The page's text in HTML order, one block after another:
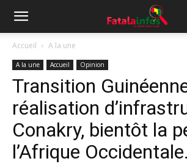
Accueil A la une
A la une Accueil Opinion
Transition
réalisation
Conakry, bientôt la
l’Afrique